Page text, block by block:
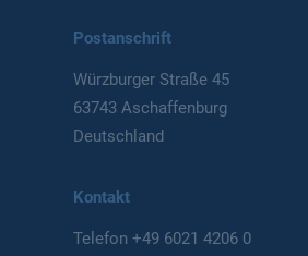
Postanschrift
Würzburger Straße 45
63743 Aschaffenburg
Deutschland
Kontakt
Telefon+49 6021 4206 0